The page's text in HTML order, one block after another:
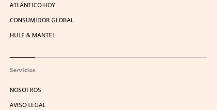
ATLÁNTICO HOY
CONSUMIDOR GLOBAL
HULE & MANTEL
Servicios
NOSOTROS
AVISO LEGAL